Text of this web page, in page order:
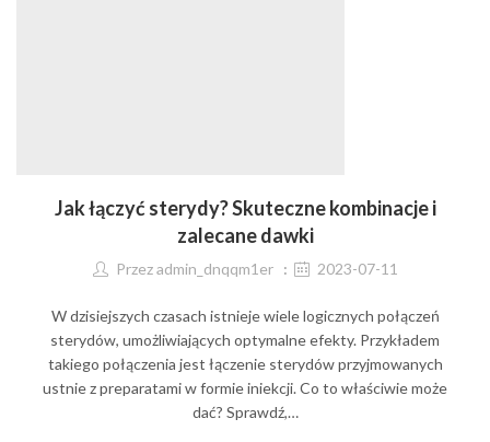
Jak łączyć sterydy? Skuteczne kombinacje i
zalecane dawki
Przezadmin_dnqqm1er 2023-07-11
W dzisiejszych czasach istnieje wiele logicznych połączeń
sterydów, umożliwiających optymalne efekty. Przykładem
takiego połączenia jest łączenie sterydów przyjmowanych
ustnie z preparatami w formie iniekcji. Co to właściwie może
dać? Sprawdź,…